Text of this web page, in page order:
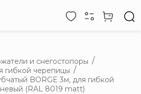
и снегостопоры
гибкой черепицы
BORGE 3м, для гибкой
(RAL 8019 matt)